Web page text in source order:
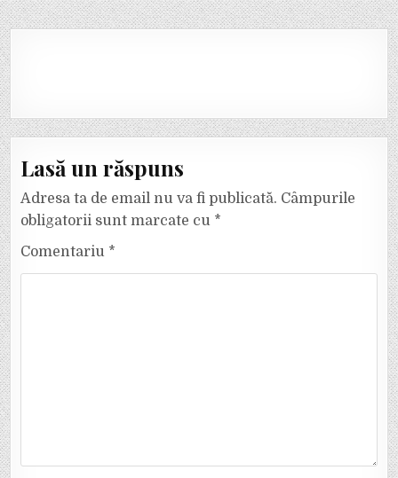
Lasă un răspuns
Adresa ta de email nu va fi publicată. Câmpurile
obligatorii sunt marcate cu *
Comentariu *